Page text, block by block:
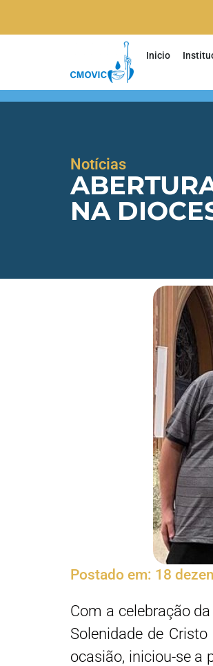
Inicio
Notícias
NA
Postado em: 18
Com a celebração
Solenidade de
ocasião, iniciou-se a